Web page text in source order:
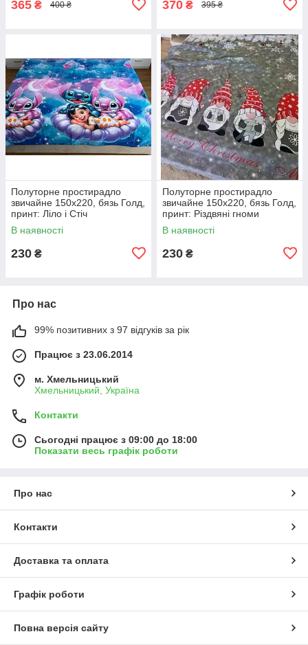
365 ₴ 400 ₴ 370 ₴ 395 ₴
Полуторне простирадло
звичайне 150х220, бязь Голд,
принт: Ліло і Стіч
В наявності
230 ₴
Полуторне простирадло
звичайне 150х220, бязь Голд,
принт: Різдвяні гноми
В наявності
230 ₴
Про нас
99% позитивних з 97 відгуків за рік
Працює з 23.06.2014
м. Хмельницький
Хмельницький, Україна
Контакти
Сьогодні працює з 09:00 до 18:00
Показати весь графік роботи
Про нас
Контакти
Доставка та оплата
Графік роботи
Повна версія сайту